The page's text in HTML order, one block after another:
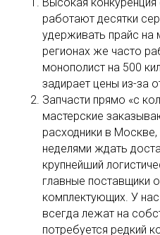
работают десятки
удерживать прайс на
регионах же часто
монополист на 500
задирает цены из-за
Запчасти прямо «с
мастерские
расходники в Москве,
неделями ждать
крупнейший
главные поставщики
комплектующих. У
всегда лежат на
потребуется редкий